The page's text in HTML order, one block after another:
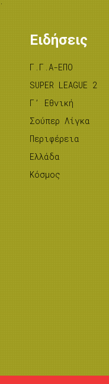
Ειδήσεις
Γ.Γ.Α-ΕΠΟ
SUPER LEAGUE 2
Γ’ Εθνική
Σούπερ Λίγκα
Περιφέρεια
Ελλάδα
Κόσμος